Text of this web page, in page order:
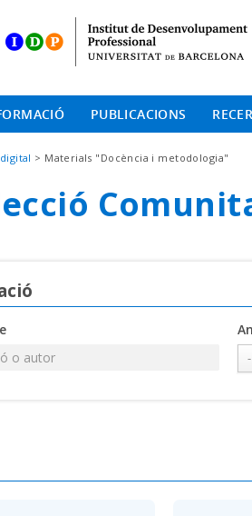
PUBLICACIONS
Materials "Docència i metodologia"